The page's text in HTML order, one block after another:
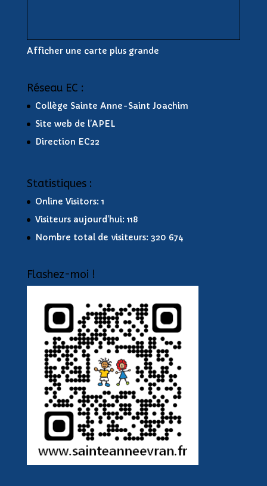
Afficher une carte plus grande
Réseau EC :
Collège Sainte Anne-Saint Joachim
Site web de l’APEL
Direction EC22
Statistiques :
Online Visitors: 1
Visiteurs aujourd’hui: 118
Nombre total de visiteurs: 320 674
Flashez-moi !